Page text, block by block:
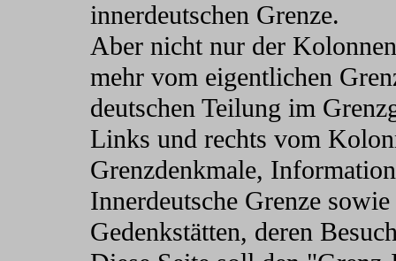
innerdeutschen Grenze.
Aber nicht nur der
mehr vom eigentlichen
deutschen Teilung im
Links und rechts vom
Grenzdenkmale,
Innerdeutsche Grenze
Gedenkstätten, deren